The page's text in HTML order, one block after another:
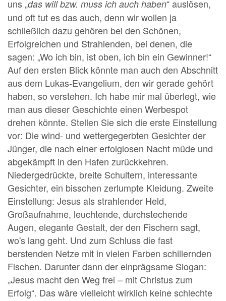
uns „das will bzw. muss ich auch haben“ auslösen,
und oft tut es das auch, denn wir wollen ja
schließlich dazu gehören bei den Schönen,
Erfolgreichen und Strahlenden, bei denen, die
sagen: „Wo ich bin, ist oben, ich bin ein Gewinner!“
Auf den ersten Blick könnte man auch den Abschnitt
aus dem Lukas-Evangelium, den wir gerade gehört
haben, so verstehen. Ich habe mir mal überlegt, wie
man aus dieser Geschichte einen Werbespot
drehen könnte. Stellen Sie sich die erste Einstellung
vor: Die wind- und wettergegerbten Gesichter der
Jünger, die nach einer erfolglosen Nacht müde und
abgekämpft in den Hafen zurückkehren.
Niedergedrückte, breite Schultern, interessante
Gesichter, ein bisschen zerlumpte Kleidung. Zweite
Einstellung: Jesus als strahlender Held,
Großaufnahme, leuchtende, durchstechende
Augen, elegante Gestalt, der den Fischern sagt,
wo's lang geht. Und zum Schluss die fast
berstenden Netze mit in vielen Farben schillernden
Fischen. Darunter dann der einprägsame Slogan:
„Jesus macht den Weg frei – mit Christus zum
Erfolg“. Das wäre vielleicht wirklich keine schlechte